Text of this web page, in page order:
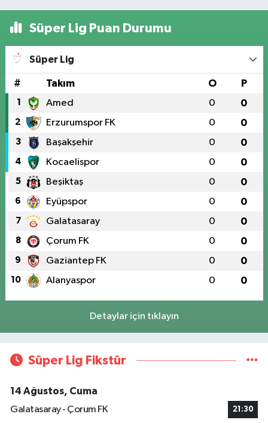
Süper Lig Puan Durumu
Süper Lig
# Takım O P
1 Amed 0 0
2 Erzurumspor FK 0 0
3 Başakşehir 0 0
4 Kocaelispor 0 0
5 Beşiktaş 0 0
6 Eyüpspor 0 0
7 Galatasaray 0 0
8 Çorum FK 0 0
9 Gaziantep FK 0 0
10 Alanyaspor 0 0
Detaylar için tıklayın
Süper Lig Fikstür
14 Ağustos, Cuma
Galatasaray - Çorum FK
21:30